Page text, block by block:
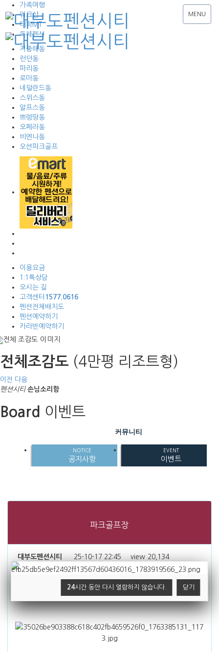
24시간 동안 다시 열람하지 않습니다. 닫기
가족여행
워크샵
대학MT
독채펜션
지중해동
런던동
파리동
로마동
네덜란드동
스위스동
알프스동
쁘렝땅동
오페라동
비엔나동
오션파크골프
이용요금
1:1톡상담
오시는 길
고객센터 1577.0616
펜션전체배치도
펜션예약하기
카라반예약하기
MENU
전체조감도 (4만평 리조트형)
이전 다음
펜션시티 손님소리함
Board 이벤트
커뮤니티
NOTICE
공지사항
EVENT
이벤트
파크골프장
대부도펜션시티 25-10-17 22:45 view 20,134
Comment 0
next → 목록